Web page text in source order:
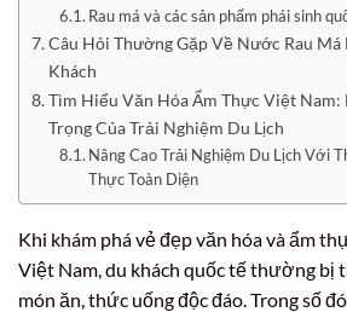
Rau má và các sản phẩm phái sinh
Câu Hỏi Thường Gặp Về Nước Rau Má
Khách
Tìm Hiểu Văn Hóa Ẩm Thực Việt Nam:
Trọng Của Trải Nghiệm Du Lịch
Nâng Cao Trải Nghiệm Du Lịch Với
Thực Toàn Diện
Khi khám phá vẻ đẹp văn hóa và ẩm
Việt Nam, du khách quốc tế thường bị
món ăn, thức uống độc đáo. Trong số